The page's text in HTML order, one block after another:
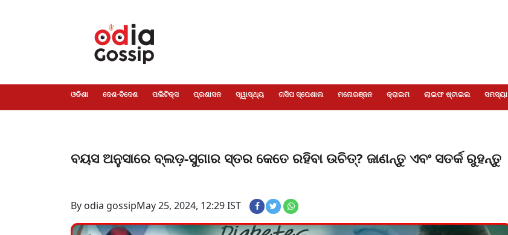
ଓଡିଶା ଦେଶ-ବିଦେଶ ପଲିଟିକ୍ସ ପ୍ରଶାସନ ସ୍ୱାସ୍ଥ୍ୟ ଗସିପ ସ୍ପେଶାଲ ମନୋରଞ୍ଜନ କ୍ରାଇମ ଲାଇଫ ଷ୍ଟାଇଲ ସମସ୍ୟା
ବୟସ ଅନୁସାରେ ବ୍ଲଡ଼-ସୁଗାର ସ୍ତର କେତେ ରହିବା ଉଚିତ୍? ଜାଣନ୍ତୁ ଏବଂ ସତର୍କ ରୁହନ୍ତୁ
By odia gossipMay 25, 2024, 12:29 IST